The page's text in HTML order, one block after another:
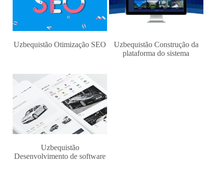
Uzbequistão Otimização SEO
Uzbequistão Construção da
plataforma do sistema
Uzbequistão
Desenvolvimento de software